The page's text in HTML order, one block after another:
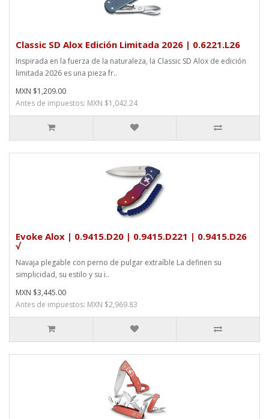
Classic SD Alox Edición Limitada 2026 | 0.6221.L26
Inspirada en la fuerza de la naturaleza, la Classic SD Alox de edición
limitada 2026 es una pieza fr..
MXN $1,209.00
Antes de impuestos: MXN $1,042.24
Evoke Alox | 0.9415.D20 | 0.9415.D221 | 0.9415.D26
√
Navaja plegable con perno de pulgar extraíble La definen su
simplicidad, su estilo y su i..
MXN $3,445.00
Antes de impuestos: MXN $2,969.83